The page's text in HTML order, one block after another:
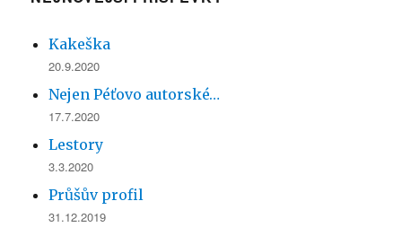
Kakeška
20.9.2020
Nejen Péťovo autorské…
17.7.2020
Lestory
3.3.2020
Průšův profil
31.12.2019